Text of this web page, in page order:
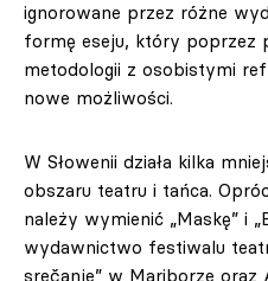
ignorowane przez różne
formę eseju, który poprzez
metodologii z osobistymi
nowe możliwości.
W Słowenii działa kilka
obszaru teatru i tańca.
należy wymienić „Maskę” i
wydawnictwo festiwalu
srečanje” w Mariborze oraz